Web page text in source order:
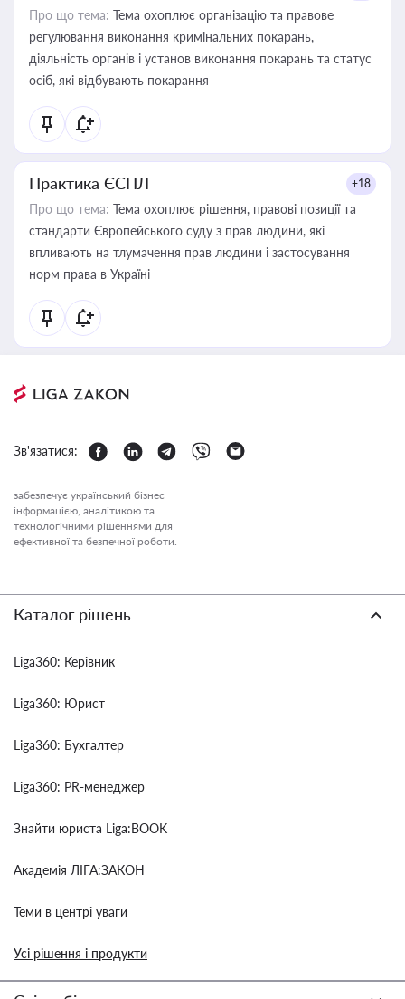
Про що тема: Тема охоплює організацію та правове
регулювання виконання кримінальних покарань,
діяльність органів і установ виконання покарань та статус
осіб, які відбувають покарання
Практика ЄСПЛ +18
Про що тема: Тема охоплює рішення, правові позиції та
стандарти Європейського суду з прав людини, які
впливають на тлумачення прав людини і застосування
норм права в Україні
Зв'язатися:
забезпечує український бізнес
інформацією, аналітикою та
технологічними рішеннями для
ефективної та безпечної роботи.
Каталог рішень
Liga360: Керівник
Liga360: Юрист
Liga360: Бухгалтер
Liga360: PR-менеджер
Знайти юриста Liga:BOOK
Академія ЛІГА:ЗАКОН
Теми в центрі уваги
Усі рішення і продукти